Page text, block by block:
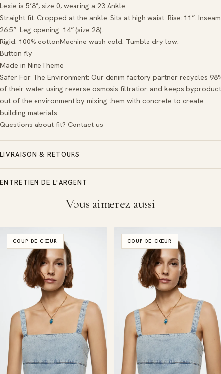
Lexie is 5’8”, size 0, wearing a 23 Ankle
Straight fit. Cropped at the ankle. Sits at high waist. Rise: 11”.
26.5”. Leg opening: 14” (size 28).
Rigid: 100% cottonMachine wash cold. Tumble dry low.
Button fly
Made in NineTheme
Safer For The Environment: Our denim factory partner recycles
of their water using reverse osmosis filtration and keeps
out of the environment by mixing them with concrete to create
building materials.
Questions about fit? Contact us
LIVRAISON & RETOURS
ENTRETIEN DE L'ARGENT
Vous aimerez aussi
COUP DE CŒUR COUP DE CŒUR